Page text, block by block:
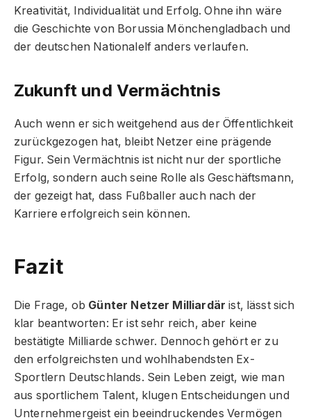
Kreativität, Individualität und Erfolg. Ohne ihn wäre
die Geschichte von Borussia Mönchengladbach und
der deutschen Nationalelf anders verlaufen.
Zukunft und Vermächtnis
Auch wenn er sich weitgehend aus der Öffentlichkeit
zurückgezogen hat, bleibt Netzer eine prägende
Figur. Sein Vermächtnis ist nicht nur der sportliche
Erfolg, sondern auch seine Rolle als Geschäftsmann,
der gezeigt hat, dass Fußballer auch nach der
Karriere erfolgreich sein können.
Fazit
Die Frage, ob Günter Netzer Milliardär ist, lässt sich
klar beantworten: Er ist sehr reich, aber keine
bestätigte Milliarde schwer. Dennoch gehört er zu
den erfolgreichsten und wohlhabendsten Ex-
Sportlern Deutschlands. Sein Leben zeigt, wie man
aus sportlichem Talent, klugen Entscheidungen und
Unternehmergeist ein beeindruckendes Vermögen